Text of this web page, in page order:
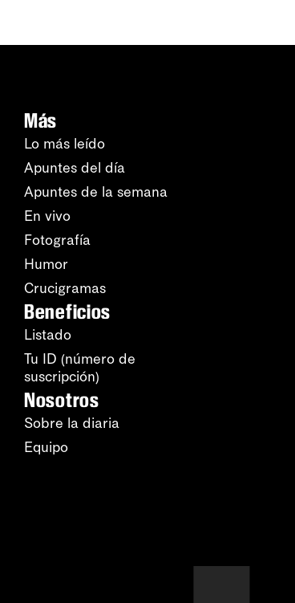
Más
Lo más leído
Apuntes del día
Apuntes de la semana
En vivo
Fotografía
Humor
Crucigramas
Beneficios
Listado
Tu ID (número de
suscripción)
Nosotros
Sobre la diaria
Equipo